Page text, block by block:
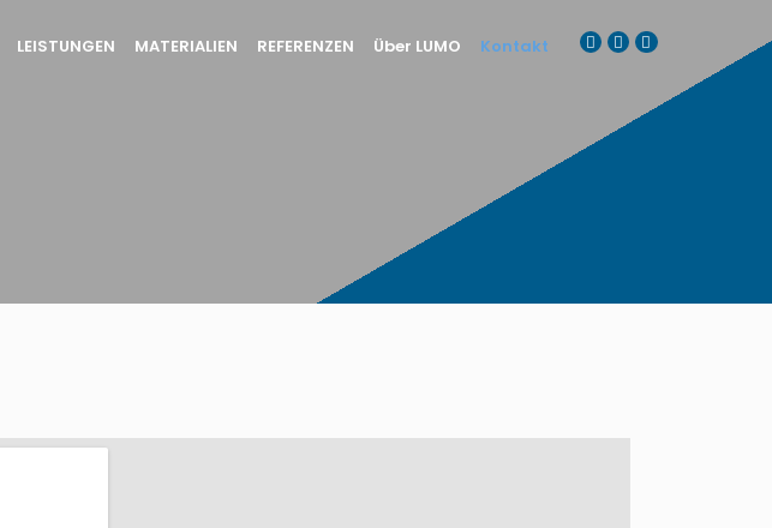
LEISTUNGEN MATERIALIEN REFERENZEN Über LUMO Kontakt